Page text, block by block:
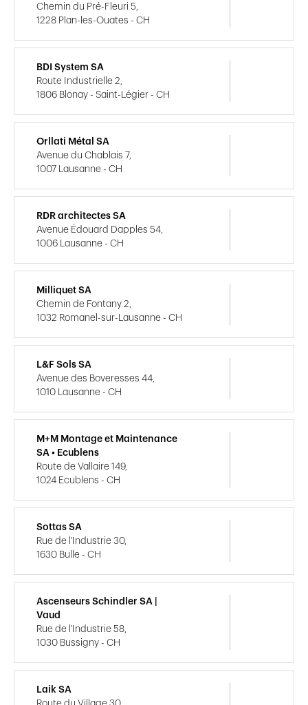
Chemin du Pré-Fleuri 5,
1228 Plan-les-Ouates - CH
BDI System SA
Route Industrielle 2,
1806 Blonay - Saint-Légier - CH
Orllati Métal SA
Avenue du Chablais 7,
1007 Lausanne - CH
RDR architectes SA
Avenue Édouard Dapples 54,
1006 Lausanne - CH
Milliquet SA
Chemin de Fontany 2,
1032 Romanel-sur-Lausanne - CH
L&F Sols SA
Avenue des Boveresses 44,
1010 Lausanne - CH
M+M Montage et Maintenance
SA • Ecublens
Route de Vallaire 149,
1024 Ecublens - CH
Sottas SA
Rue de l'Industrie 30,
1630 Bulle - CH
Ascenseurs Schindler SA |
Vaud
Rue de l'Industrie 58,
1030 Bussigny - CH
Laik SA